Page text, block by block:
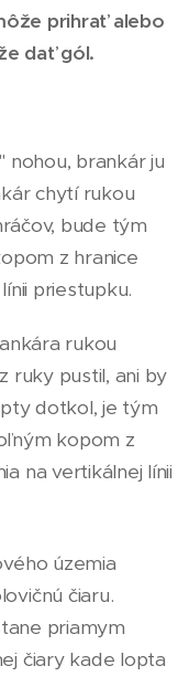
prihrať alebo
dať gól.
nohou, brankár ju
chytí rukou
bude tým
z hranice
priestupku.
rukou
ruky pustil, ani by
dotkol, je tým
kopom z
ia na vertikálnej línii
územia
čiaru.
priamym
čiary kade lopta